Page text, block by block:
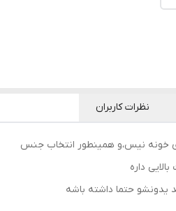
نظرات کاربران
خونه نیس،و همینطور انتخاب جنس
داره
یدونشو حتما داشته باشه